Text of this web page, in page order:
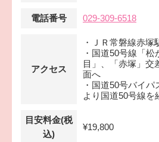
電話番号 029-309-6518
アクセス
・ＪＲ常磐線赤塚
・国道50号線「
目」、「赤塚」交
面へ
・国道50号バイ
より国道50号線を
目安料金(税
込)
¥19,800